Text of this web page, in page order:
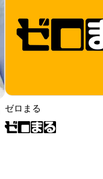
ゼロまる